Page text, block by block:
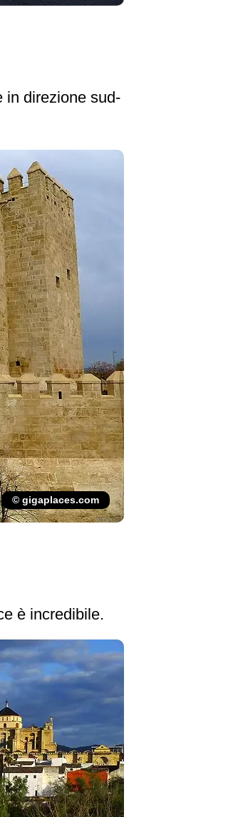
in direzione sud-
© gigaplaces.com
è incredibile.